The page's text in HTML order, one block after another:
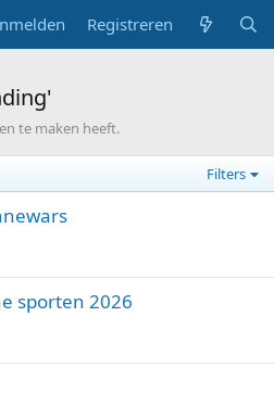
Registreren
te maken heeft.
Filters
sporten 2026